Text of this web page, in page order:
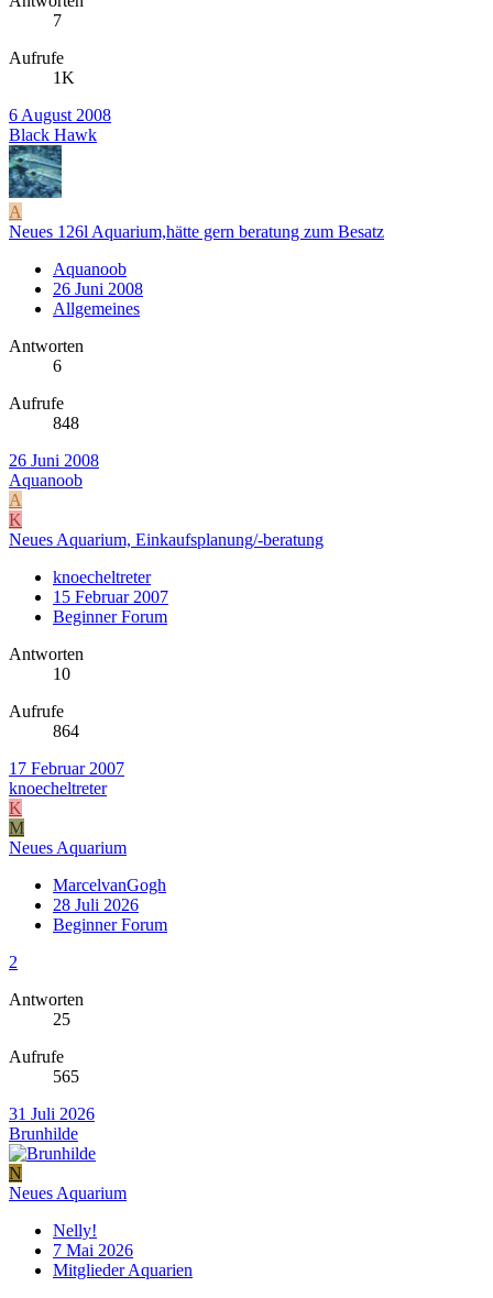
7
Aufrufe
1K
6 August 2008
Black Hawk
A
Neues 126l Aquarium,hätte gern beratung zum Besatz
Aquanoob
26 Juni 2008
Allgemeines
Antworten
6
Aufrufe
848
26 Juni 2008
Aquanoob
A
K
Neues Aquarium, Einkaufsplanung/-beratung
knoecheltreter
15 Februar 2007
Beginner Forum
Antworten
10
Aufrufe
864
17 Februar 2007
knoecheltreter
K
M
Neues Aquarium
MarcelvanGogh
28 Juli 2026
Beginner Forum
2
Antworten
25
Aufrufe
565
31 Juli 2026
Brunhilde
N
Neues Aquarium
Nelly!
7 Mai 2026
Mitglieder Aquarien